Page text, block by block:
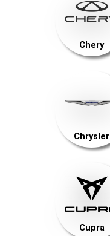
Chery
Chrysler
Cupra